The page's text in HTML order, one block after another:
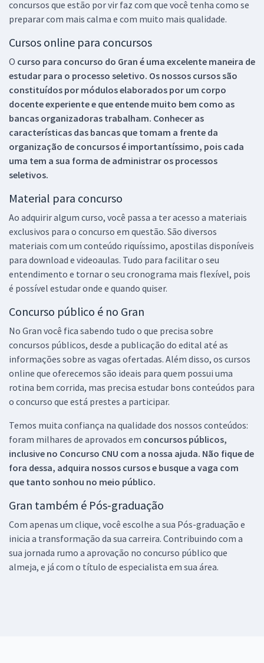
concursos que estão por vir faz com que você tenha como se
preparar com mais calma e com muito mais qualidade.
Cursos online para concursos
O curso para concurso do Gran é uma excelente maneira de
estudar para o processo seletivo. Os nossos cursos são
constituídos por módulos elaborados por um corpo
docente experiente e que entende muito bem como as
bancas organizadoras trabalham. Conhecer as
características das bancas que tomam a frente da
organização de concursos é importantíssimo, pois cada
uma tem a sua forma de administrar os processos
seletivos.
Material para concurso
Ao adquirir algum curso, você passa a ter acesso a materiais
exclusivos para o concurso em questão. São diversos
materiais com um conteúdo riquíssimo, apostilas disponíveis
para download e videoaulas. Tudo para facilitar o seu
entendimento e tornar o seu cronograma mais flexível, pois
é possível estudar onde e quando quiser.
Concurso público é no Gran
No Gran você fica sabendo tudo o que precisa sobre
concursos públicos, desde a publicação do edital até as
informações sobre as vagas ofertadas. Além disso, os cursos
online que oferecemos são ideais para quem possui uma
rotina bem corrida, mas precisa estudar bons conteúdos para
o concurso que está prestes a participar.
Temos muita confiança na qualidade dos nossos conteúdos:
foram milhares de aprovados em concursos públicos,
inclusive no Concurso CNU com a nossa ajuda. Não fique de
fora dessa, adquira nossos cursos e busque a vaga com
que tanto sonhou no meio público.
Gran também é Pós-graduação
Com apenas um clique, você escolhe a sua Pós-graduação e
inicia a transformação da sua carreira. Contribuindo com a
sua jornada rumo a aprovação no concurso público que
almeja, e já com o título de especialista em sua área.